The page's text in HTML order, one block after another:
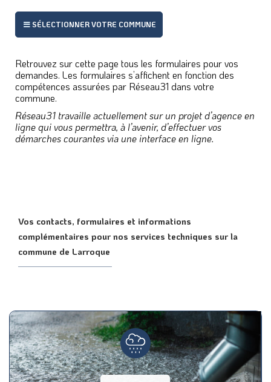
SÉLECTIONNER VOTRE COMMUNE
Retrouvez sur cette page tous les formulaires pour vos
demandes. Les formulaires s’affichent en fonction des
compétences assurées par Réseau31 dans votre
commune.
Réseau31 travaille actuellement sur un projet d’agence en
ligne qui vous permettra, à l’avenir, d’effectuer vos
démarches courantes via une interface en ligne.
Vos contacts, formulaires et informations
complémentaires pour nos services techniques sur la
commune de Larroque